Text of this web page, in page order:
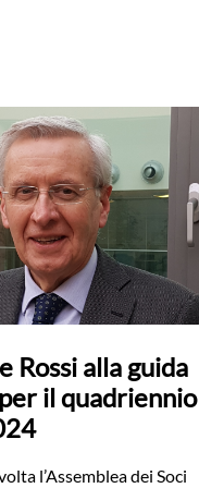
Rossi alla guida
il quadriennio
l’Assemblea dei Soci